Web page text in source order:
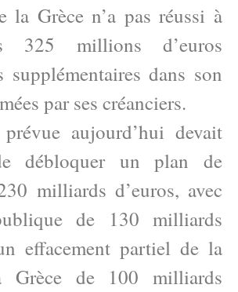
la Grèce n’a pas réussi à
325 millions d’euros
supplémentaires dans son
par ses créanciers.
aujourd’hui devait
débloquer un plan de
milliards d’euros, avec
de 130 milliards
effacement partiel de la
Grèce de 100 milliards